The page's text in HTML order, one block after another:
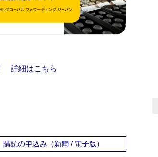
詳細はこちら
購読の申込み（新聞 / 電子版）